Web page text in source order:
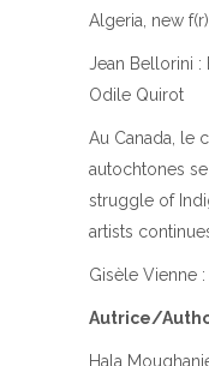
Algeria, new
Jean Bellorini :
Odile Quirot
Au Canada, le
autochtones
struggle of
artists
Gisèle Vienne
Autrice/
Hala